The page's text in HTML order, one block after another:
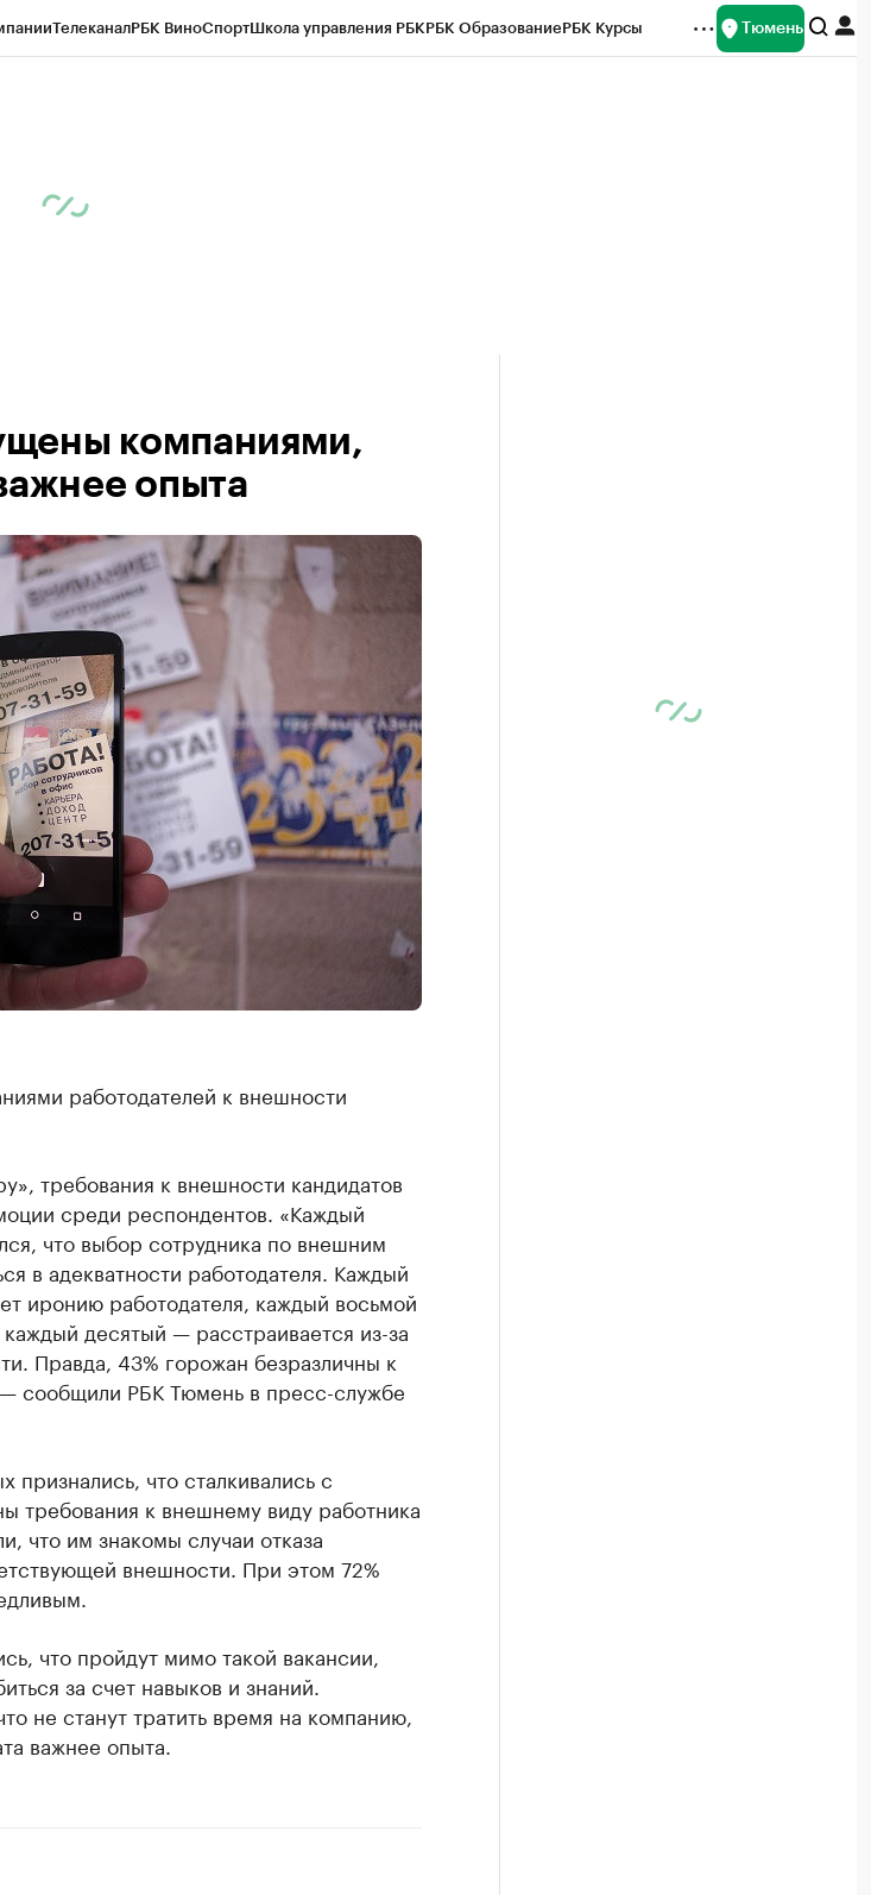
ТелеканалРБК ВиноСпортШкола управления РБКРБК ОбразованиеРБК Курсы Тюмень
компаниями,
опыта
работодателей к внешности
требования к внешности кандидатов
среди респондентов. «Каждый
что выбор сотрудника по внешним
в адекватности работодателя. Каждый
иронию работодателя, каждый восьмой
десятый — расстраивается из-за
Правда, 43% горожан безразличны к
сообщили РБК Тюмень в пресс-службе
что сталкивались с
требования к внешнему виду работника
что им знакомы случаи отказа
внешности. При этом 72%
что пройдут мимо такой вакансии,
за счет навыков и знаний.
не станут тратить время на компанию,
важнее опыта.